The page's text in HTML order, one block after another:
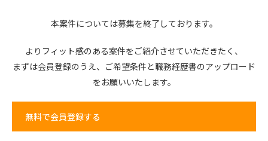
本案件については募集を終了しております。
よりフィット感のある案件をご紹介させていただきたく、
まずは会員登録のうえ、 ご希望条件と職務経歴書のアップロード
をお願いいたします。
無料で会員登録する